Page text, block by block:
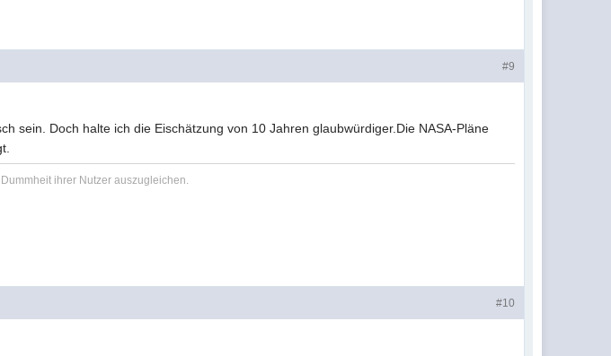
#9
sein. Doch halte ich die Eischätzung von 10 Jahren glaubwürdiger.Die NASA-Pläne
ihrer Nutzer auszugleichen.
#10